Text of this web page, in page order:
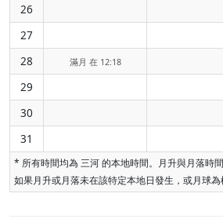
26
27
28 滿月 在 12:18
29
30
31
* 所有時間均為 三河 的本地時間。月升與月落時
如果月升或月落未在該特定本地日發生，或月球